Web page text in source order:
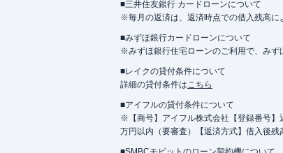
■三井住友銀行 カードローンについて
※毎月の返済は、返済時点での借入残高に
■みずほ銀行カードローンについて
※みずほ銀行住宅ローンのご利用で、みず
■レイクの貸付条件について
詳細の貸付条件はこちら
■アイフルの貸付条件について
※【商号】アイフル株式会社【登録番号
万円以内（要審査）【返済方式】借入後